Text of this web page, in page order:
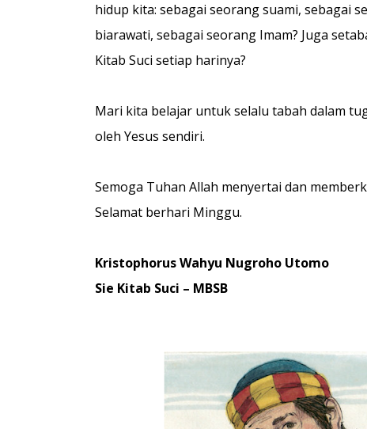
hidup kita: sebagai seorang suami, sebagai
biarawati, sebagai seorang Imam? Juga
Kitab Suci setiap harinya?
Mari kita belajar untuk selalu tabah dalam
oleh Yesus sendiri.
Semoga Tuhan Allah menyertai dan
Selamat berhari Minggu.
Kristophorus Wahyu Nugroho Utomo
Sie Kitab Suci – MBSB